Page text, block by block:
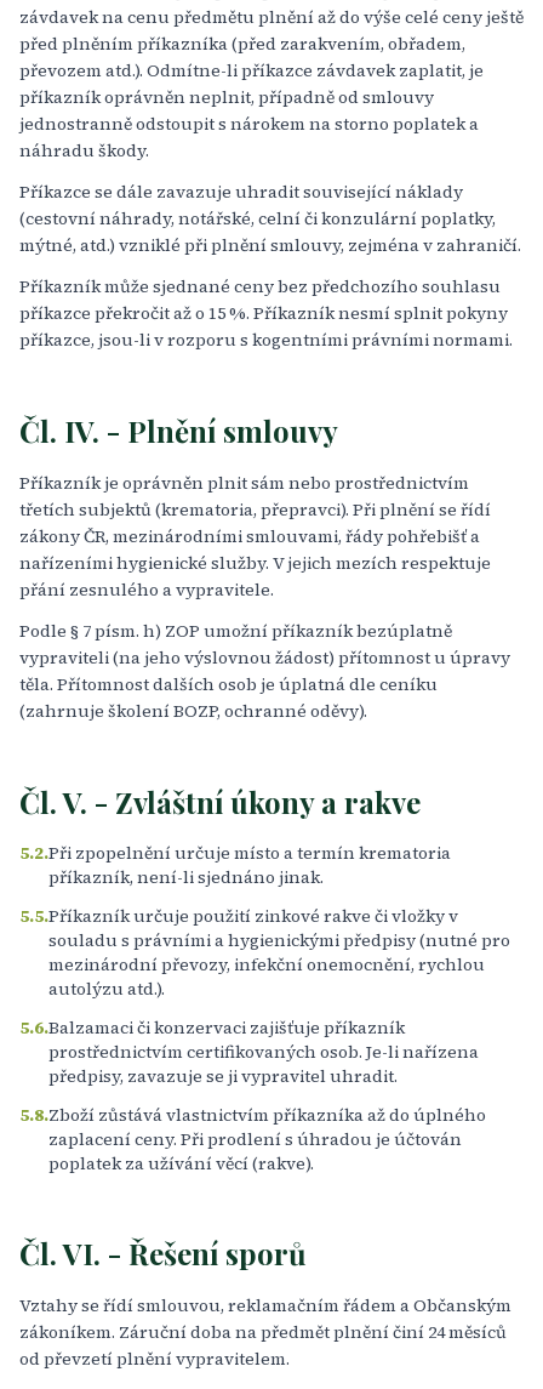
závdavek na cenu předmětu plnění až do výše celé ceny ještě
před plněním příkazníka (před zarakvením, obřadem,
převozem atd.). Odmítne-li příkazce závdavek zaplatit, je
příkazník oprávněn neplnit, případně od smlouvy
jednostranně odstoupit s nárokem na storno poplatek a
náhradu škody.
Příkazce se dále zavazuje uhradit související náklady
(cestovní náhrady, notářské, celní či konzulární poplatky,
mýtné, atd.) vzniklé při plnění smlouvy, zejména v zahraničí.
Příkazník může sjednané ceny bez předchozího souhlasu
příkazce překročit až o 15 %. Příkazník nesmí splnit pokyny
příkazce, jsou-li v rozporu s kogentními právními normami.
Čl. IV. - Plnění smlouvy
Příkazník je oprávněn plnit sám nebo prostřednictvím
třetích subjektů (krematoria, přepravci). Při plnění se řídí
zákony ČR, mezinárodními smlouvami, řády pohřebišť a
nařízeními hygienické služby. V jejich mezích respektuje
přání zesnulého a vypravitele.
Podle § 7 písm. h) ZOP umožní příkazník bezúplatně
vypraviteli (na jeho výslovnou žádost) přítomnost u úpravy
těla. Přítomnost dalších osob je úplatná dle ceníku
(zahrnuje školení BOZP, ochranné oděvy).
Čl. V. - Zvláštní úkony a rakve
5.2.Při zpopelnění určuje místo a termín krematoria
příkazník, není-li sjednáno jinak.
5.5.Příkazník určuje použití zinkové rakve či vložky v
souladu s právními a hygienickými předpisy (nutné pro
mezinárodní převozy, infekční onemocnění, rychlou
autolýzu atd.).
5.6.Balzamaci či konzervaci zajišťuje příkazník
prostřednictvím certifikovaných osob. Je-li nařízena
předpisy, zavazuje se ji vypravitel uhradit.
5.8.Zboží zůstává vlastnictvím příkazníka až do úplného
zaplacení ceny. Při prodlení s úhradou je účtován
poplatek za užívání věcí (rakve).
Čl. VI. - Řešení sporů
Vztahy se řídí smlouvou, reklamačním řádem a Občanským
zákoníkem. Záruční doba na předmět plnění činí 24 měsíců
od převzetí plnění vypravitelem.